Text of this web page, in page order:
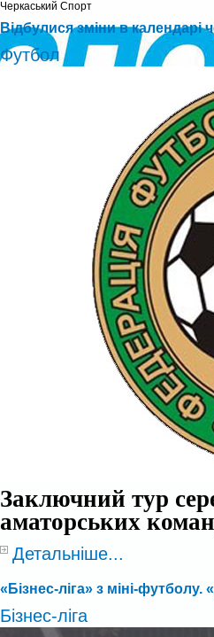
Черкаський Cпорт
Відбулися зміни в
Футбол
Заключний тур
аматорських
Детальніше...
«Бізнес-ліга» з міні-
Бізнес-ліга